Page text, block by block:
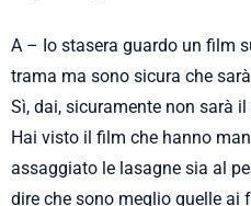
A – Io stasera guardo un film
trama ma sono sicura che
Sì, dai, sicuramente non sarà
Hai visto il film che hanno
assaggiato le lasagne sia al
dire che sono meglio quelle ai